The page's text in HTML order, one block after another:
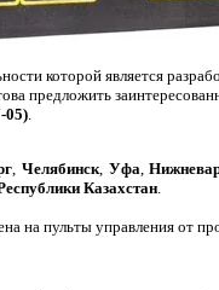
которой является
предложить
.
,Челябинск, Уфа,
Казахстан.
на пульты управления от